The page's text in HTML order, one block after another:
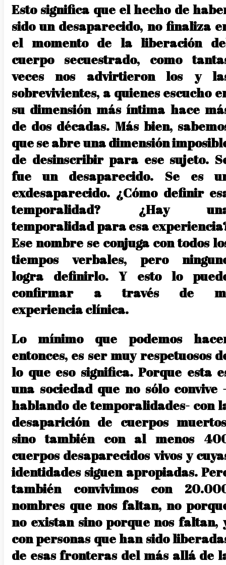
Esto significa que el hecho de
sido un desaparecido, no finaliza
el momento de la liberación
cuerpo secuestrado, como
veces nos advirtieron los y
sobrevivientes, a quienes escucho
su dimensión más íntima hace
de dos décadas. Más bien,
que se abre una dimensión
de desinscribir para ese sujeto.
fue un desaparecido. Se es
exdesaparecido. ¿Cómo definir
temporalidad? ¿Hay
temporalidad para esa
Ese nombre se conjuga con todos
tiempos verbales, pero
logra definirlo. Y esto lo
confirmar a través de
experiencia clínica.
Lo mínimo que podemos
entonces, es ser muy respetuosos
lo que eso significa. Porque esta
una sociedad que no sólo convive
hablando de temporalidades- con
desaparición de cuerpos
sino también con al menos
cuerpos desaparecidos vivos y
identidades siguen apropiadas.
también convivimos con
nombres que nos faltan, no
no existan sino porque nos faltan,
con personas que han sido
de esas fronteras del más allá de